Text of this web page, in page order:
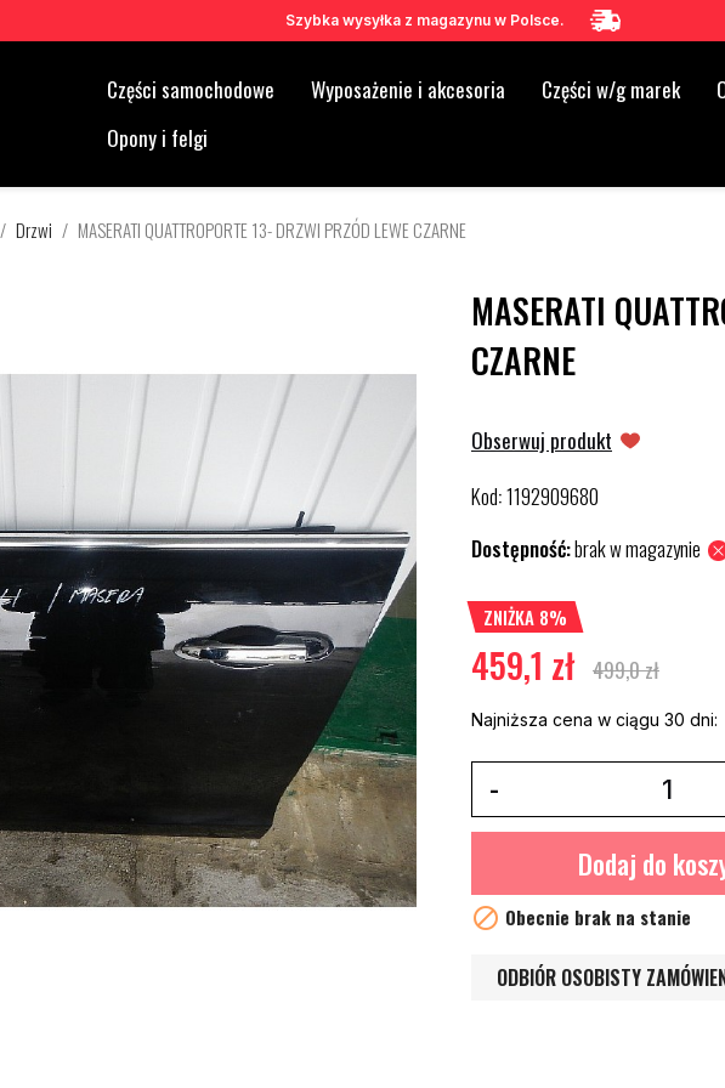
Szybka wysyłka z magazynu w Polsce.
Części samochodowe Wyposażenie i akcesoria Części w/g marek
Opony i felgi
Drzwi MASERATI QUATTROPORTE 13- DRZWI PRZÓD LEWE CZARNE
MASERATI
CZARNE
Obserwuj produkt
Kod:1192909680
Dostępność:brak w magazynie
ZNIŻKA 8%
459,1 zł 499,0 zł
Najniższa cena w ciągu 30 dni:
Dodaj do
 Obecnie brak na stanie
ODBIÓR OSOBISTY